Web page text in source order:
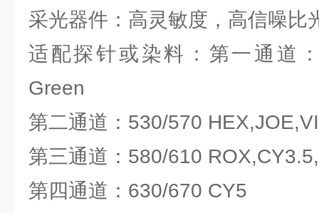
采光器件：高灵敏度，高信噪比
适配探针或染料：第一通道：
Green
第二通道：530/570
第三通道：580/610
第四通道：630/670 CY5